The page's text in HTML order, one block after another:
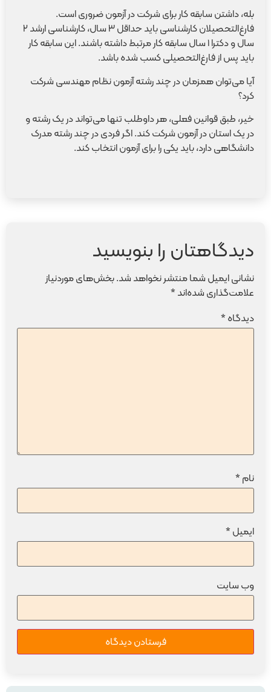
بله، داشتن سابقه کار برای شرکت در آزمون ضروری است.
فارغ‌التحصیلان کارشناسی باید حداقل ۳ سال، کارشناسی ارشد ۲
سال و دکترا ۱ سال سابقه کار مرتبط داشته باشند. این سابقه کار
باید پس از فارغ‌التحصیلی کسب شده باشد.
آیا می‌توان همزمان در چند رشته آزمون نظام مهندسی شرکت
کرد؟
خیر، طبق قوانین فعلی، هر داوطلب تنها می‌تواند در یک رشته و
در یک استان در آزمون شرکت کند. اگر فردی در چند رشته مدرک
دانشگاهی دارد، باید یکی را برای آزمون انتخاب کند.
دیدگاهتان را بنویسید
نشانی ایمیل شما منتشر نخواهد شد.بخش‌های موردنیاز
علامت‌گذاری شده‌اند*
دیدگاه*
نام*
ایمیل*
وب‌ سایت